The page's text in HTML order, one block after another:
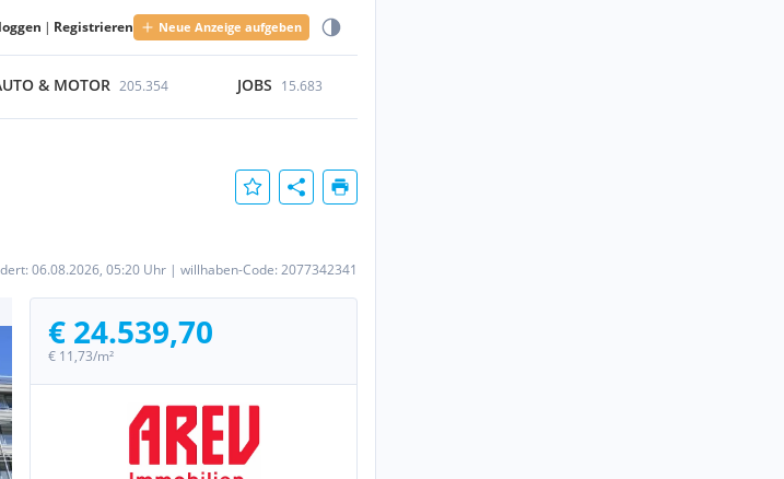
| Registrieren Neue Anzeige aufgeben
& MOTOR 205.354 JOBS 15.683
06.08.2026, 05:20 Uhr | willhaben-Code: 2077342341
€ 24.539,70
€ 11,73/m²